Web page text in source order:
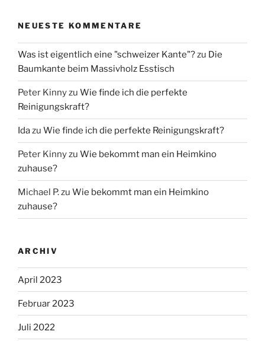
NEUESTE KOMMENTARE
Was ist eigentlich eine "schweizer Kante"?zu Die
Baumkante beim Massivholz Esstisch
Peter Kinnyzu Wie finde ich die perfekte
Reinigungskraft?
Idazu Wie finde ich die perfekte Reinigungskraft?
Peter Kinnyzu Wie bekommt man ein Heimkino
zuhause?
Michael P.zu Wie bekommt man ein Heimkino
zuhause?
ARCHIV
April 2023
Februar 2023
Juli 2022